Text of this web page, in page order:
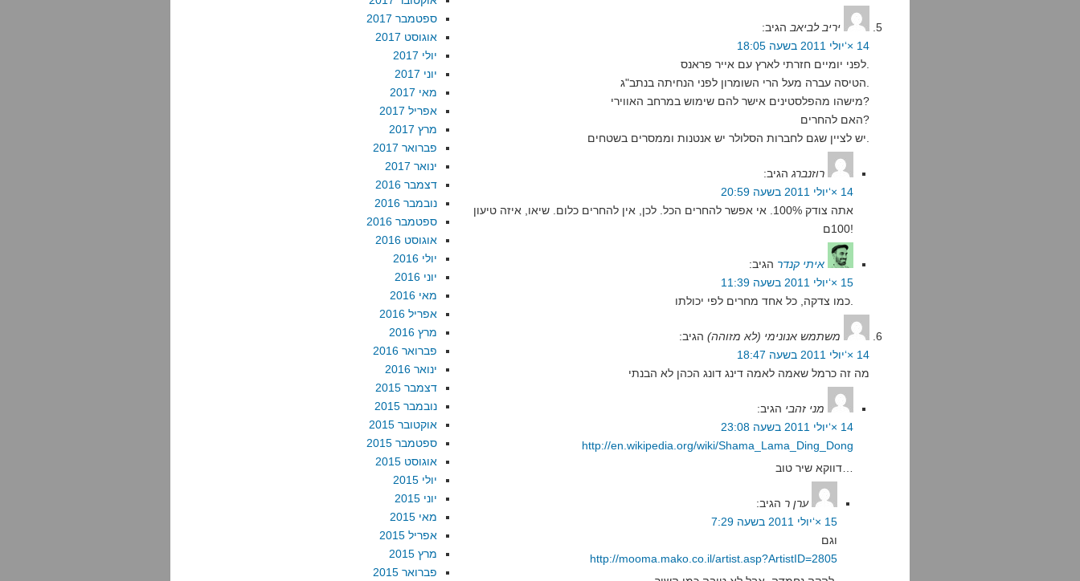
יריב לביאב הגיב:
14 ×‘יולי 2011 בשעה 18:05
מישהו מהפלסטינים אישר להם שימוש במרחב האווירי?
האם להחרים?
רוזנברג הגיב:
14 ×‘יולי 2011 בשעה 20:59
אתה צודק 100%. אי אפשר להחרים הכל. לכן, אין להחרים כלום. שיאו, איזה טיעון
100ם!
איתי קנדר הגיב:
15 ×‘יולי 2011 בשעה 11:39
משתמש אנונימי (לא מזוהה) הגיב:
14 ×‘יולי 2011 בשעה 18:47
מה זה כרמל שאמה לאמה דינג דונג הכהן לא הבנתי
מני זהבי הגיב:
14 ×‘יולי 2011 בשעה 23:08
http://en.wikipedia.org/wiki/Shama_Lama_Ding_Dong
ערן ר הגיב:
15 ×‘יולי 2011 בשעה 7:29
וגם
http://mooma.mako.co.il/artist.asp?ArtistID=2805
ספטמבר 2017
אוגוסט 2017
יולי 2017
יוני 2017
מאי 2017
אפריל 2017
מרץ 2017
פברואר 2017
ינואר 2017
דצמבר 2016
נובמבר 2016
ספטמבר 2016
אוגוסט 2016
יולי 2016
יוני 2016
מאי 2016
אפריל 2016
מרץ 2016
פברואר 2016
ינואר 2016
דצמבר 2015
נובמבר 2015
אוקטובר 2015
ספטמבר 2015
אוגוסט 2015
יולי 2015
יוני 2015
מאי 2015
אפריל 2015
מרץ 2015
פברואר 2015